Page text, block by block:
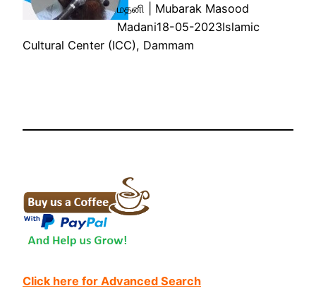
மதனி | Mubarak Masood
Madani18-05-2023Islamic
Cultural Center (ICC), Dammam
Click here for Advanced Search